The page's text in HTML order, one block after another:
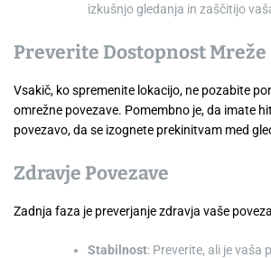
izkušnjo gledanja in zaščitijo
Preverite Dostopnost Mreže
Vsakič, ko spremenite lokacijo, ne pozabite
omrežne povezave. Pomembno je, da imate
povezavo, da se izognete prekinitvam med
Zdravje Povezave
Zadnja faza je preverjanje zdravja vaše
Stabilnost: Preverite, ali je vaša